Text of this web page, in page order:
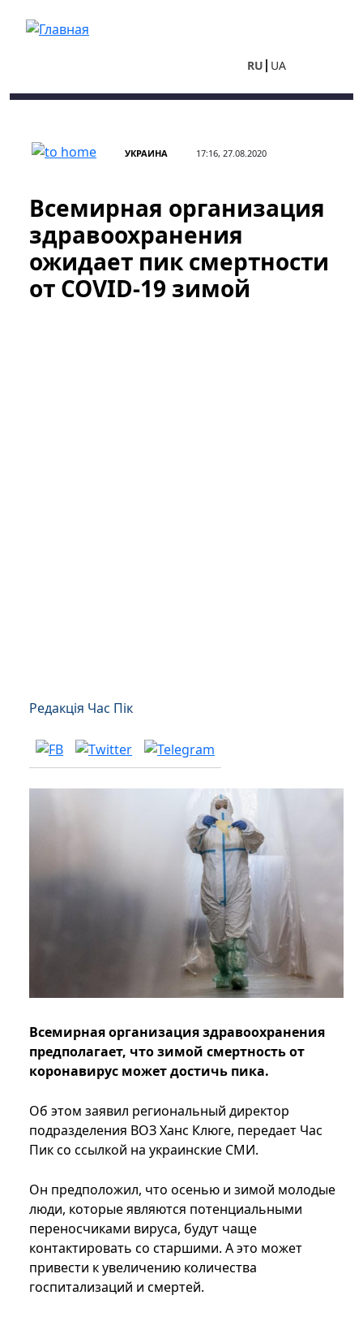
RU UA
УКРАИНА 17:16, 27.08.2020
Всемирная организация
здравоохранения
ожидает пик смертности
от COVID-19 зимой
Редакція Час Пік
Всемирная организация здравоохранения
предполагает, что зимой смертность от
коронавирус может достичь пика.
Об этом заявил региональный директор
подразделения ВОЗ Ханс Клюге, передает Час
Пик со ссылкой на украинские СМИ.
Он предположил, что осенью и зимой молодые
люди, которые являются потенциальными
переносчиками вируса, будут чаще
контактировать со старшими. А это может
привести к увеличению количества
госпитализаций и смертей.